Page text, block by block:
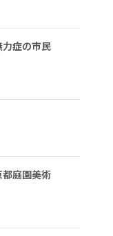
症の市民
庭園美術